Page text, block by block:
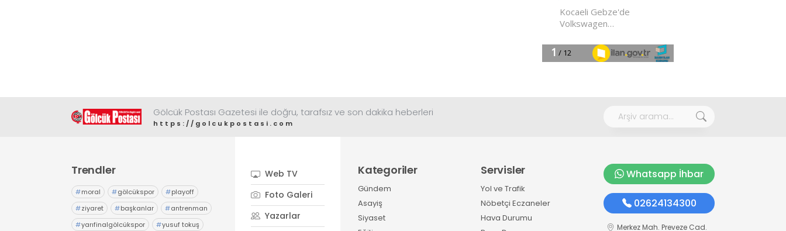
Gölcük Postası Gazetesi ile doğru, tarafsız ve son dakika heberleri
https://golcukpostasi.com
Trendler
#moral #gölcükspor #playoff
#ziyaret #başkanlar #antrenman
#yarıfinalgölcükspor #yusuf tokuş
Web TV
Foto Galeri
Yazarlar
Kategoriler
Gündem
Asayiş
Siyaset
Servisler
Yol ve Trafik
Nöbetçi Eczaneler
Hava Durumu
Whatsapp İhbar
02624134300
Merkez Mah. Preveze Cad.